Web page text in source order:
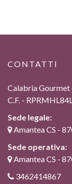
CONTATTI
Calabria
C.F. -
Sede legale:
Amantea CS -
Sede operativa:
Amantea CS -
3462414867